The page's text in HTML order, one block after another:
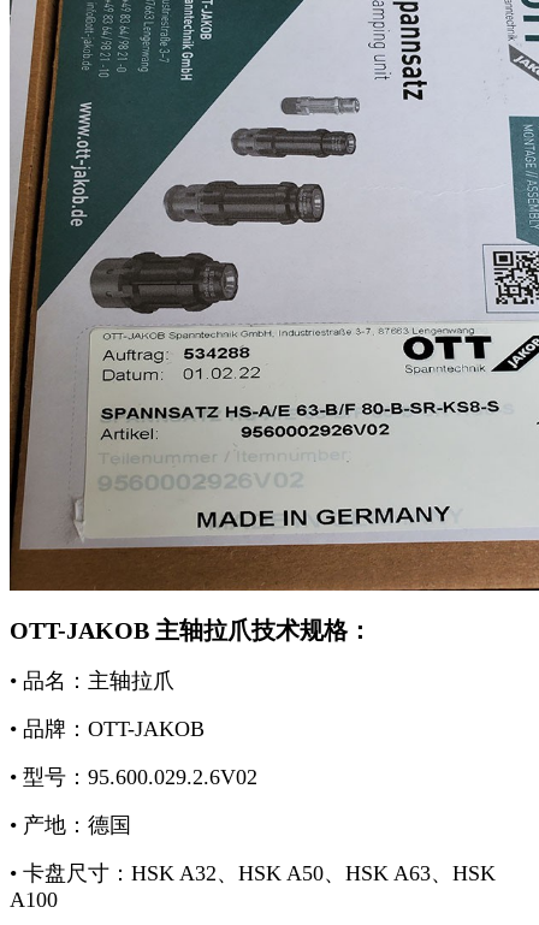
OTT-JAKOB 主轴拉爪技术规格：
• 品名：主轴拉爪
• 品牌：OTT-JAKOB
• 型号：95.600.029.2.6V02
• 产地：德国
• 卡盘尺寸：HSK A32、HSK A50、HSK A63、HSK
A100